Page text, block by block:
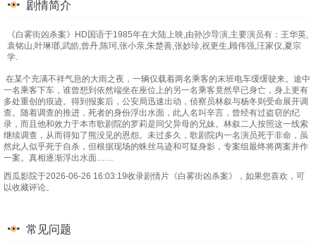
剧情简介
《白雾街凶杀案》HD国语于1985年在大陆上映,由孙沙导演,主要演员有：王华英,
袁铭山,叶琳瑯,武皓,曾丹,陈珂,张小亲,朱楚善,张妙珍,祝更生,顾伟强,汪家仪,夏宗
学.
在某个充满不祥气息的大雨之夜，一辆仅载着两名乘客的末班电车缓缓驶来。途中
一名乘客下车，谁曾想到依然端坐在座位上的另一名乘客竟然早已身亡，身上更有
多处重创的痕迹。得到报案后，公安局迅速出动，侦察员林叙与杨冬则受命展开调
查。随着调查的推进，死者的身份浮出水面，此人名叫辛言，曾经有过盗窃的纪
录，而且他和效力于本市歌剧院的罗莉是同父异母的兄妹。林叙二人按照这一线索
继续调查，从而得知了熊没见的恩怨。未过多久，歌剧院内一名演员死于非命，虽
然此人似乎死于自杀，但根据现场的蛛丝马迹和可疑身影，专案组最终将两案并作
一案。真相逐渐浮出水面……
西瓜影院于2026-06-26 16:03:19收录剧情片《白雾街凶杀案》，如果您喜欢，可
以收藏评论。
常见问题